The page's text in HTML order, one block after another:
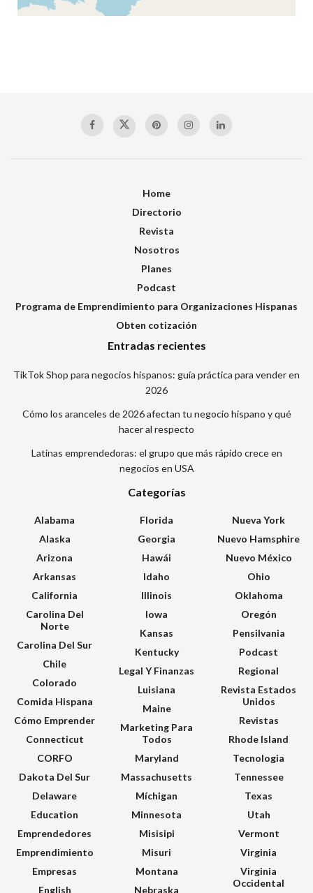
Home
Directorio
Revista
Nosotros
Planes
Podcast
Programa de Emprendimiento para Organizaciones Hispanas
Obten cotización
Entradas recientes
TikTok Shop para negocios hispanos: guía práctica para vender en
2026
Cómo los aranceles de 2026 afectan tu negocio hispano y qué
hacer al respecto
Latinas emprendedoras: el grupo que más rápido crece en
negocios en USA
Categorías
Alabama
Alaska
Arizona
Arkansas
California
Carolina Del
Norte
Carolina Del Sur
Chile
Colorado
Comida Hispana
Cómo Emprender
Connecticut
CORFO
Dakota Del Sur
Delaware
Education
Emprendedores
Emprendimiento
Empresas
English
Florida
Georgia
Hawái
Idaho
Illinois
Iowa
Kansas
Kentucky
Legal Y Finanzas
Luisiana
Maine
Marketing Para
Todos
Maryland
Massachusetts
Míchigan
Minnesota
Misisipi
Misuri
Montana
Nebraska
Nueva York
Nuevo Hamsphire
Nuevo México
Ohio
Oklahoma
Oregón
Pensilvania
Podcast
Regional
Revista Estados
Unidos
Revistas
Rhode Island
Tecnologia
Tennessee
Texas
Utah
Vermont
Virginia
Virginia
Occidental